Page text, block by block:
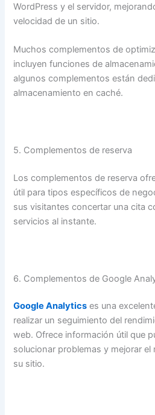
WordPress y el servidor,
velocidad de un sitio.
Muchos complementos de
incluyen funciones de
algunos complementos están
almacenamiento en caché.
5. Complementos de reserva
Los complementos de reserva
útil para tipos específicos de
sus visitantes concertar una cita
servicios al instante.
6. Complementos de Google
Google Analytics es una
realizar un seguimiento del
web. Ofrece información útil que
solucionar problemas y mejorar
su sitio.